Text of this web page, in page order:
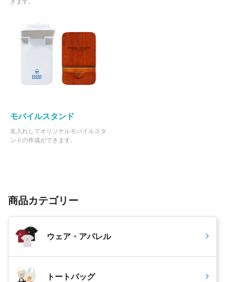
きます。
モバイルスタンド
名入れしてオリジナルモバイルスタ
ンドの作成ができます。
商品カテゴリー
ウェア・アパレル
トートバッグ